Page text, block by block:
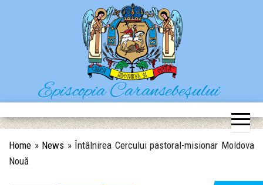
Episcopia Caransebeșului
Situl oficial al Episcopiei Caransebeșului
Home » News » Întâlnirea Cercului pastoral-misionar Moldova
Nouă